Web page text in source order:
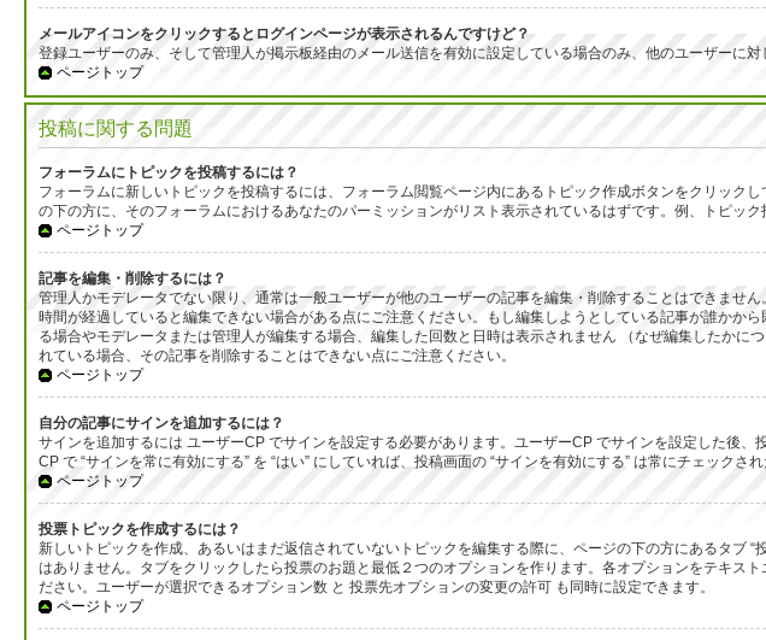
メールアイコンをクリックするとログインページが表示されるんですけど？
登録ユーザーのみ、そして管理人が掲示板経由のメール送信を有効に設定している場合のみ、他のユーザーに
ページトップ
投稿に関する問題
フォーラムにトピックを投稿するには？
フォーラムに新しいトピックを投稿するには、フォーラム閲覧ページ内にあるトピック作成ボタンをクリッ
の下の方に、そのフォーラムにおけるあなたのパーミッションがリスト表示されているはずです。例、トピック
ページトップ
記事を編集・削除するには？
管理人かモデレータでない限り、通常は一般ユーザーが他のユーザーの記事を編集・削除することはできま
時間が経過していると編集できない場合がある点にご注意ください。もし編集しようとしている記事が誰か
る場合やモデレータまたは管理人が編集する場合、編集した回数と日時は表示されません （なぜ編集したか
れている場合、その記事を削除することはできない点にご注意ください。
ページトップ
自分の記事にサインを追加するには？
サインを追加するには ユーザーCP でサインを設定する必要があります。ユーザーCP でサインを設定した後
CP で “サインを常に有効にする” を “はい” にしていれば、投稿画面の “サインを有効にする” は常にチェック
ページトップ
投票トピックを作成するには？
新しいトピックを作成、あるいはまだ返信されていないトピックを編集する際に、ページの下の方にあるタブ
はありません。タブをクリックしたら投票のお題と最低２つのオプションを作ります。各オプションをテキス
ださい。ユーザーが選択できるオプション数 と 投票先オプションの変更の許可 も同時に設定できます。
ページトップ